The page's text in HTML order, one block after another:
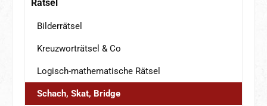
Rätsel
Bilderrätsel
Kreuzworträtsel & Co
Logisch-mathematische Rätsel
Schach, Skat, Bridge